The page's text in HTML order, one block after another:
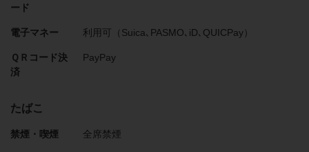
ード
電子マネー 利用可（Suica､PASMO､iD､QUICPay）
ＱＲコード決
済
PayPay
たばこ
禁煙・喫煙 全席禁煙